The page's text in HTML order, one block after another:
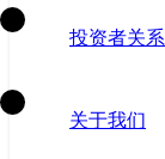
投资者关系
关于我们